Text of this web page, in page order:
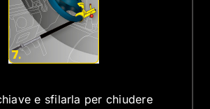
e sfilarla per chiudere